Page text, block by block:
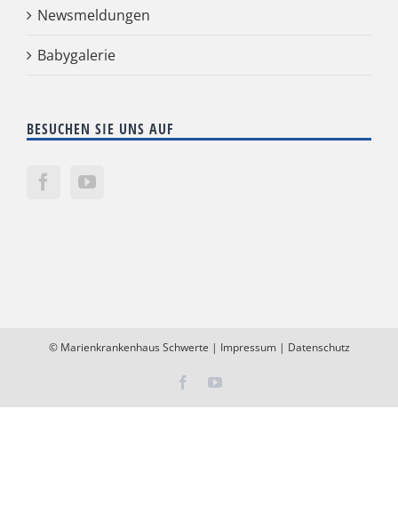
Newsmeldungen
Babygalerie
BESUCHEN SIE UNS AUF
© Marienkrankenhaus Schwerte | Impressum| Datenschutz
FacebookYouTube